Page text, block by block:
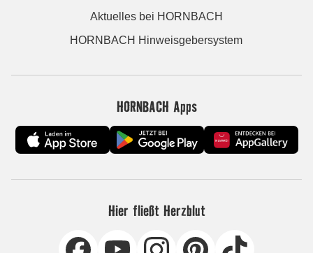
Aktuelles bei HORNBACH
HORNBACH Hinweisgebersystem
HORNBACH Apps
Hier fließt Herzblut